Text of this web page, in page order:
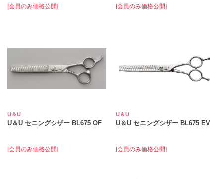
[会員のみ価格公開] [会員のみ価格公開]
U＆U
U＆U セニングシザー BL675 OF
[会員のみ価格公開]
U＆U
U＆U セニングシザー BL675 EV
[会員のみ価格公開]